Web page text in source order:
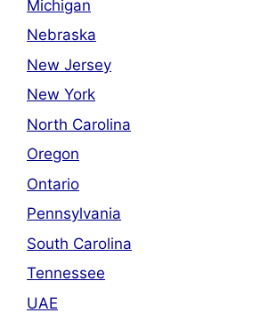
Michigan
Nebraska
New Jersey
New York
North Carolina
Oregon
Ontario
Pennsylvania
South Carolina
Tennessee
UAE